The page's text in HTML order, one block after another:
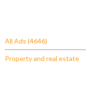
All Ads (4646)
Property and real estate